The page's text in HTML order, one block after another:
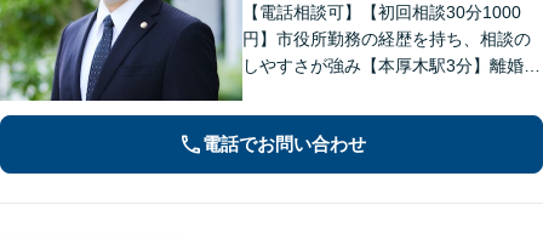
【電話相談可】【初回相談30分1000
円】市役所勤務の経歴を持ち、相談の
しやすさが強み【本厚木駅3分】離婚・
権回収など幅広く対応。面談の際に
は、傾聴と共感を大切にしています。
一人で抱え込まずにご連絡ください。
電話でお問い合わせ